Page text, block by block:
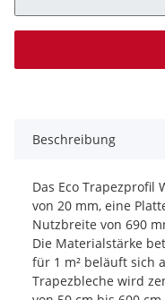
Beschreibung
Das Eco Trapezprofil
von 20 mm, eine
Nutzbreite von 690
Die Materialstärke
für 1 m² beläuft sich
Trapezbleche wird